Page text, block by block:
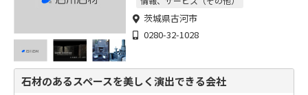
茨城県古河市
0280-32-1028
石材のあるスペースを美しく演出できる会社